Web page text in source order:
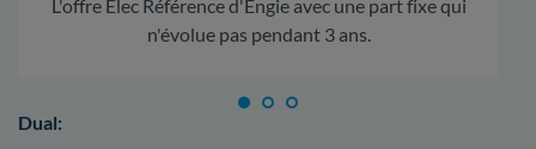
L'offre Elec Référence d'Engie avec une part fixe qui
n'évolue pas pendant 3 ans.
Dual: